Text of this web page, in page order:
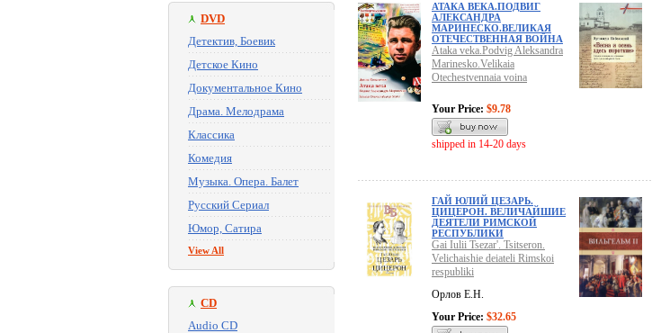
DVD
Детектив, Боевик
Детское Кино
Документальное Кино
Драма. Мелодрама
Классика
Комедия
Музыка. Опера. Балет
Русский Сериал
Юмор, Сатира
View All
CD
Audio CD
АТАКА ВЕКА.ПОДВИГ
АЛЕКСАНДРА
МАРИНЕСКО.ВЕЛИКАЯ
ОТЕЧЕСТВЕННАЯ ВОЙНА
Ataka veka.Podvig Aleksandra
Marinesko.Velikaia
Otechestvennaia voina
Your Price: $9.78
shipped in 14-20 days
ГАЙ ЮЛИЙ ЦЕЗАРЬ.
ЦИЦЕРОН. ВЕЛИЧАЙШИЕ
ДЕЯТЕЛИ РИМСКОЙ
РЕСПУБЛИКИ
Gai Iulii Tsezar'. Tsitseron.
Velichaishie deiateli Rimskoi
respubliki
Орлов Е.Н.
Your Price: $32.65